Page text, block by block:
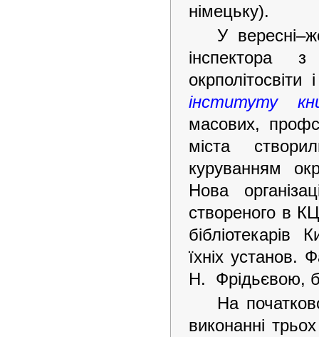
німецьку).
У
інспектора з
інституту
масових,
міста
куруванням
Нова
створеного в
бібліотекарів
їхніх установ.
Н. Фрідьєвою,
На
виконанні